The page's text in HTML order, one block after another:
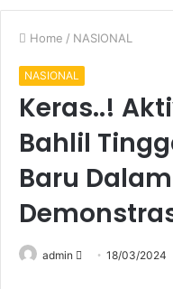
Home / NASIONAL
NASIONAL
Keras..!
Bahlil
Baru
admin
Send18/03/2024